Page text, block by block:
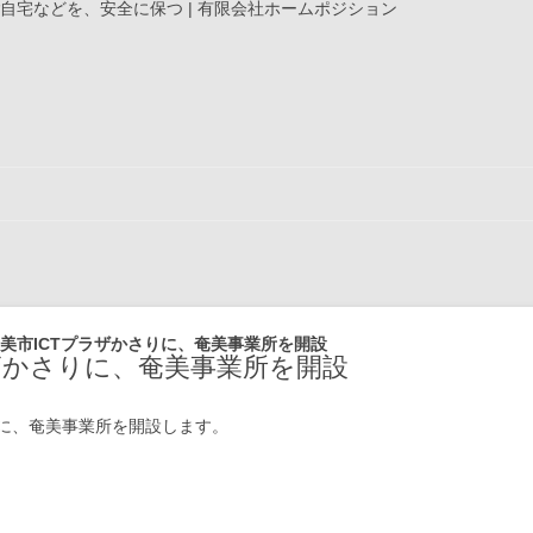
宅などを、安全に保つ | 有限会社ホームポジション
市ICTプラザかさりに、奄美事業所を開設
さりに、奄美事業所を開設
奄美事業所を開設します。